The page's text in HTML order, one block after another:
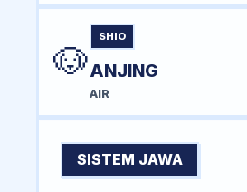
🐶
SHIO
ANJING
AIR
SISTEM JAWA